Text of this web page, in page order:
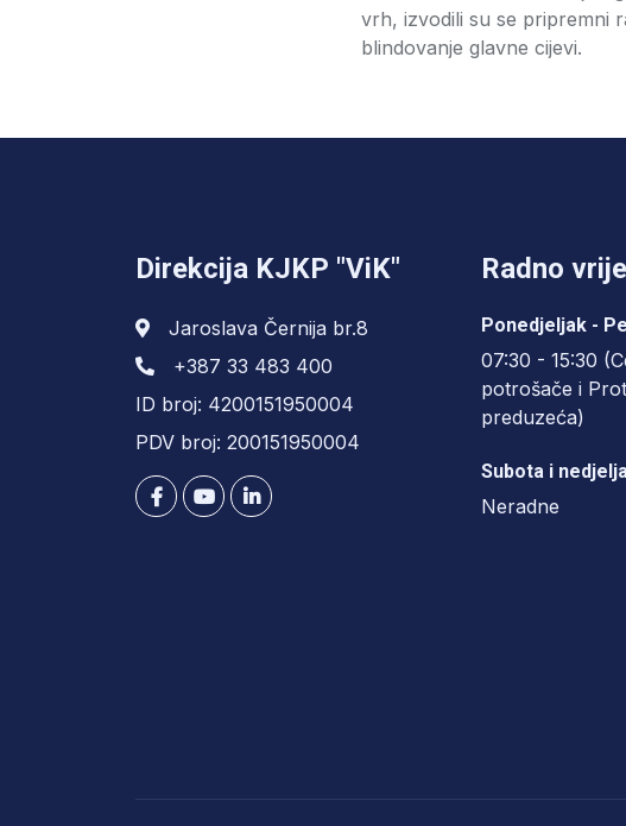
vrh, izvodili su se pripremni
blindovanje glavne cijevi.
Direkcija KJKP "ViK"
Jaroslava Černija br.8
+387 33 483 400
ID broj: 4200151950004
PDV broj: 200151950004
Radno
Ponedjeljak -
07:30 - 15:30
potrošače i
preduzeća)
Subota i
Neradne